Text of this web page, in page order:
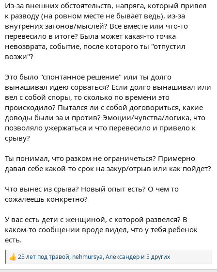
Из-за внешних обстоятельств, напряга, который привел
к разводу (на ровном месте не бывает ведь), из-за
внутрених загонов/мыслей? Все вместе или что-то
перевесило в итоге? Была может какая-то точка
невозврата, событие, после которого ты "отпустил
возжи"?
Это было "спонтанное решение" или ты долго
вынашивал идею сорваться? Если долго вынашивал или
вел с собой споры, то сколько по времени это
происходило? Пытался ли с собой договориться, какие
доводы были за и против? Эмоции/чувства/логика, что
позволяло ужержаться и что перевесило и привело к
срыву?
Ты понимал, что разком не ограничеться? Примерно
давал себе какой-то срок на закур/отрыв или как пойдет?
Что вынес из срыва? Новый опыт есть? О чем то
сожалеешь конкретно?
У вас есть дети с женщиной, с которой развелся? В
каком-то сообщении вроде видел, что у тебя ребенок
есть.
Р
е
25 лет под травой, nehmursya,Александер и 5 других